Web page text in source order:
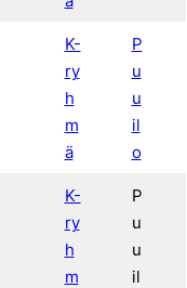
K-
ry
h
m
ä
P
u
u
il
o
K-
ry
h
m
P
u
u
il